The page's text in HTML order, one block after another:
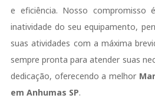
e eficiência. Nosso compromisso
inatividade do seu equipamento,
suas atividades com a máxima
sempre pronta para atender suas
dedicação, oferecendo a melhor
em Anhumas SP.